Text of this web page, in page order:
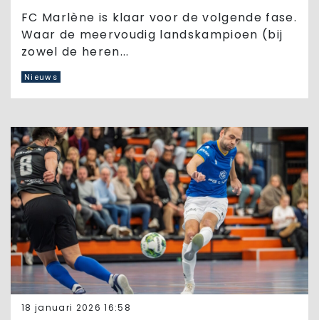
FC Marlène is klaar voor de volgende fase.
Waar de meervoudig landskampioen (bij
zowel de heren...
Nieuws
18 januari 2026 16:58